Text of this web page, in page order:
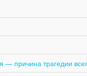
— причина трагедии